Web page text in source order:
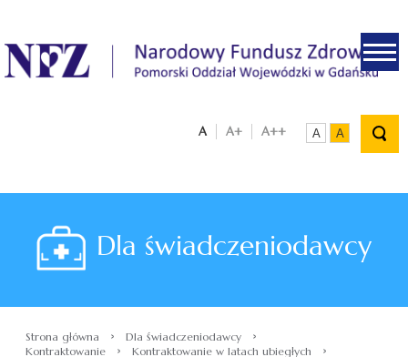
.
A A+ A++ A A
Dla świadczeniodawcy
Strona główna › Dla świadczeniodawcy ›
Kontraktowanie › Kontraktowanie w latach ubiegłych ›